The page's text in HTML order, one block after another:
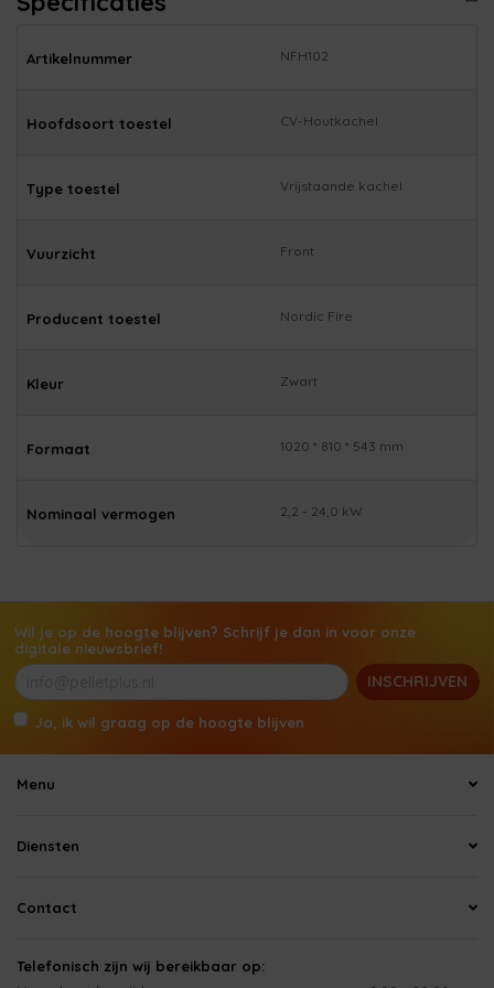
Artikelnummer NFH102
Hoofdsoort toestel CV-Houtkachel
Type toestel Vrijstaande kachel
Vuurzicht Front
Producent toestel Nordic Fire
Kleur Zwart
Formaat 1020 * 810 * 543 mm
Nominaal vermogen 2,2 - 24,0 kW
Wil je op de hoogte blijven? Schrijf je dan in voor onze
digitale nieuwsbrief!
INSCHRIJVEN
Ja, ik wil graag op de hoogte blijven
Menu
Diensten
Contact
Telefonisch zijn wij bereikbaar op: